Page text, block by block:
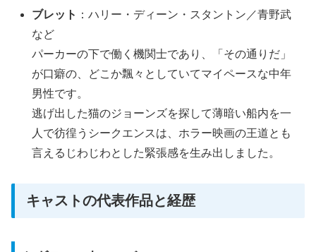
ブレット ：ハリー・ディーン・スタントン／青野武
など
パーカーの下で働く機関士であり、「その通りだ」
が口癖の、どこか飄々としていてマイペースな中年
男性です。
逃げ出した猫のジョーンズを探して薄暗い船内を一
人で彷徨うシークエンスは、ホラー映画の王道とも
言えるじわじわとした緊張感を生み出しました。
キャストの代表作品と経歴